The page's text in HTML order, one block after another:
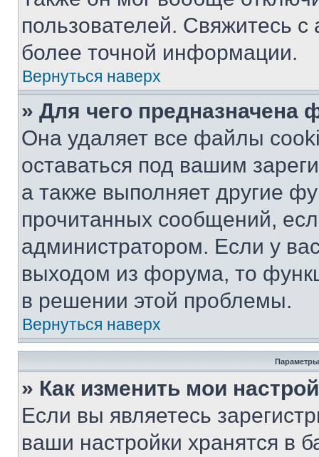
пользователей. Свяжитесь
более точной информации.
Вернуться наверх
» Для чего предназначена
Она удаляет все файлы
оставаться под вашим
а также выполняет другие
прочитанных сообщений,
администратором. Если у
выходом из форума, то
в решении этой проблемы.
Вернуться наверх
Параметры
» Как изменить мои
Если вы являетесь
ваши настройки хранятся в